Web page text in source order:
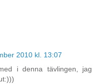
2010 kl. 13:07
i denna tävlingen, jag